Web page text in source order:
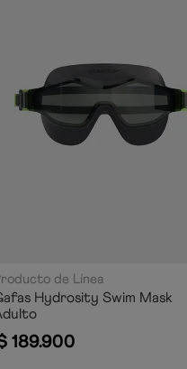
de Línea
Hydrosity Swim Mask
189.900